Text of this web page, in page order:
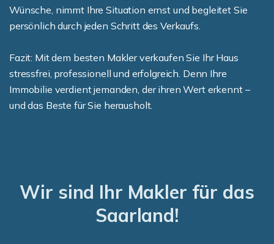
Wünsche, nimmt Ihre Situation ernst und begleitet Sie
persönlich durch jeden Schritt des Verkaufs.
Fazit: Mit dem besten Makler verkaufen Sie Ihr Haus
stressfrei, professionell und erfolgreich. Denn Ihre
Immobilie verdient jemanden, der ihren Wert erkennt –
und das Beste für Sie herausholt.
Wir sind Ihr Makler für das
Saarland!